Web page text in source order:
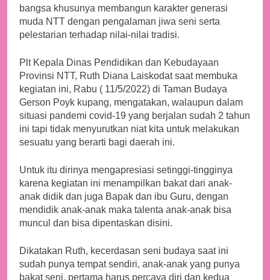
bangsa khusunya membangun karakter generasi
muda NTT dengan pengalaman jiwa seni serta
pelestarian terhadap nilai-nilai tradisi.
Plt Kepala Dinas Pendidikan dan Kebudayaan
Provinsi NTT, Ruth Diana Laiskodat saat membuka
kegiatan ini, Rabu ( 11/5/2022) di Taman Budaya
Gerson Poyk kupang, mengatakan, walaupun dalam
situasi pandemi covid-19 yang berjalan sudah 2 tahun
ini tapi tidak menyurutkan niat kita untuk melakukan
sesuatu yang berarti bagi daerah ini.
Untuk itu dirinya mengapresiasi setinggi-tingginya
karena kegiatan ini menampilkan bakat dari anak-
anak didik dan juga Bapak dan ibu Guru, dengan
mendidik anak-anak maka talenta anak-anak bisa
muncul dan bisa dipentaskan disini.
Dikatakan Ruth, kecerdasan seni budaya saat ini
sudah punya tempat sendiri, anak-anak yang punya
bakat seni, pertama harus percaya diri dan kedua